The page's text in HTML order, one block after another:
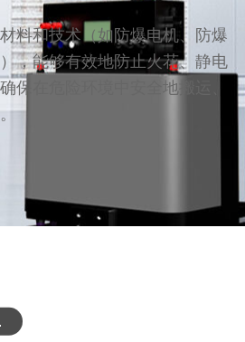
料和技术（如防爆电机、防爆
，能够有效地防止火花、静电
保在危险环境中安全地搬运、
？